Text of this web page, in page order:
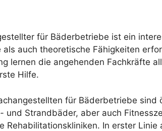
für Bäderbetriebe ist ein
auch theoretische Fähigkeiten
lernen die angehenden Fachkräfte
Hilfe.
für Bäderbetriebe
und Strandbäder, aber auch
Rehabilitationskliniken. In erster